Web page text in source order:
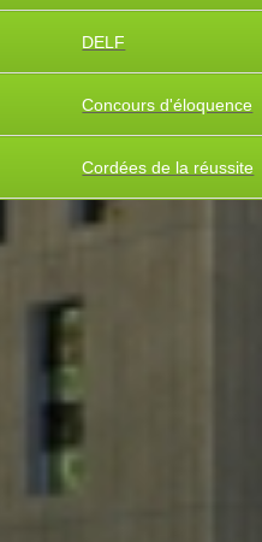
DELF
Concours d'éloquence
Cordées de la réussite